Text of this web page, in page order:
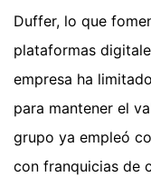
Duffer, lo que
plataformas
empresa ha
para mantener el
grupo ya empleó
con franquicias de